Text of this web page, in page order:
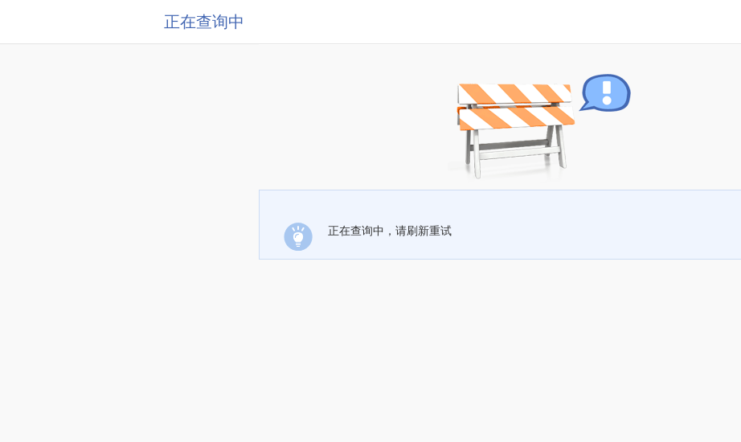
正在查询中
正在查询中，请刷新重试